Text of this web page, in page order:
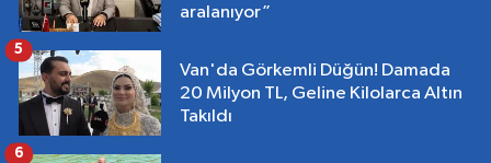
aralanıyor”
Van'da Görkemli Düğün! Damada
20 Milyon TL, Geline Kilolarca Altın
Takıldı
5
6